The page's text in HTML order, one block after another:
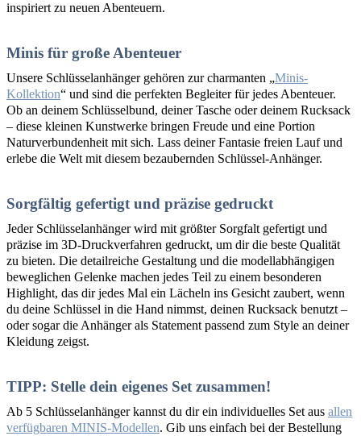
inspiriert zu neuen Abenteuern.
Minis für große Abenteuer
Unsere Schlüsselanhänger gehören zur charmanten „Minis-
Kollektion“ und sind die perfekten Begleiter für jedes Abenteuer.
Ob an deinem Schlüsselbund, deiner Tasche oder deinem Rucksack
– diese kleinen Kunstwerke bringen Freude und eine Portion
Naturverbundenheit mit sich. Lass deiner Fantasie freien Lauf und
erlebe die Welt mit diesem bezaubernden Schlüssel-Anhänger.
Sorgfältig gefertigt und präzise gedruckt
Jeder Schlüsselanhänger wird mit größter Sorgfalt gefertigt und
präzise im 3D-Druckverfahren gedruckt, um dir die beste Qualität
zu bieten. Die detailreiche Gestaltung und die modellabhängigen
beweglichen Gelenke machen jedes Teil zu einem besonderen
Highlight, das dir jedes Mal ein Lächeln ins Gesicht zaubert, wenn
du deine Schlüssel in die Hand nimmst, deinen Rucksack benutzt –
oder sogar die Anhänger als Statement passend zum Style an deiner
Kleidung zeigst.
TIPP: Stelle dein eigenes Set zusammen!
Ab 5 Schlüsselanhänger kannst du dir ein individuelles Set aus allen
verfügbaren MINIS-Modellen. Gib uns einfach bei der Bestellung